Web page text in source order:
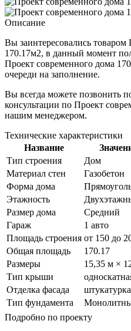
Описание
Вы заинтересовались товаром
170.17м2, в данный момент
Проект современного дома
очереди на заполнение.
Вы всегда можете позвонить
консультации по Проект
нашим менеджером.
Технические характеристики
Название
Тип строения
Дом
Материал стен
Газобетон
Форма дома
Этажность
Размер дома
Средний
Гараж
1 авто
Площадь строения от 150 до
Общая площадь
170.17
Размеры
15,35 м ×
Тип крыши
Отделка фасада
штукатурка
Тип фундамента
Подробно по проекту